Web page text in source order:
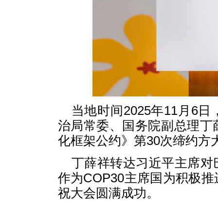
当地时间2025年11月6
治局常委、国务院副总理
化框架公约》第30次缔约方
丁薛祥转达习近平主席
作为COP30主席国为积极
祝大会圆满成功。